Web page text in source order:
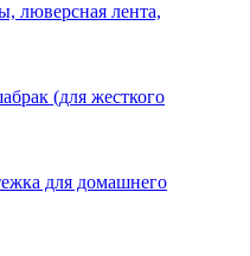
люверсная лента,
(для жесткого
для домашнего